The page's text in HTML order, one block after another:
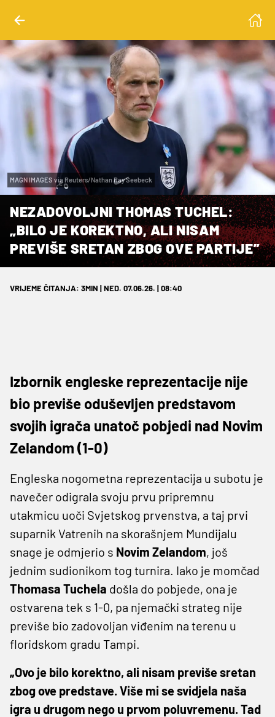
MAGN IMAGES via Reuters/Nathan Ray Seebeck
NEZADOVOLJNI THOMAS TUCHEL:
„BILO JE KOREKTNO, ALI NISAM
PREVIŠE SRETAN ZBOG OVE PARTIJE”
VRIJEME ČITANJA: 3MIN | NED. 07.06.26. | 08:40
Izbornik engleske reprezentacije nije
bio previše oduševljen predstavom
svojih igrača unatoč pobjedi nad Novim
Zelandom (1-0)
Engleska nogometna reprezentacija u subotu je
navečer odigrala svoju prvu pripremnu
utakmicu uoči Svjetskog prvenstva, a taj prvi
suparnik Vatrenih na skorašnjem Mundijalu
snage je odmjerio s Novim Zelandom, još
jednim sudionikom tog turnira. Iako je momčad
Thomasa Tuchela došla do pobjede, ona je
ostvarena tek s 1-0, pa njemački strateg nije
previše bio zadovoljan viđenim na terenu u
floridskom gradu Tampi.
„Ovo je bilo korektno, ali nisam previše sretan
zbog ove predstave. Više mi se svidjela naša
igra u drugom nego u prvom poluvremenu. Tad